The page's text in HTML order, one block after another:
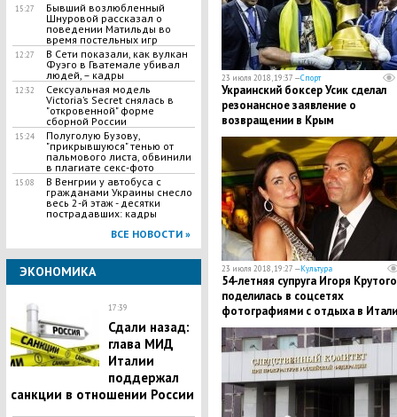
15:27
Бывший возлюбленный
Шнуровой рассказал о
поведении Матильды во
время постельных игр
12:27
В Сети показали, как вулкан
Фуэго в Гватемале убивал
людей, – кадры
12:32
Сексуальная модель
Victoria’s Secret снялась в
"откровенной" форме
сборной России
15:24
Полуголую Бузову,
"прикрывшуюся" тенью от
пальмового листа, обвинили
в плагиате секс-фото
15:08
В Венгрии у автобуса с
гражданами Украины снесло
весь 2-й этаж - десятки
пострадавших: кадры
ВСЕ НОВОСТИ »
ЭКОНОМИКА
17:39
Сдали назад:
глава МИД
Италии
поддержал
санкции в отношении России
23 июля 2018, 19:37 —Спорт
Украинский боксер Усик сделал
резонансное заявление о
возвращении в Крым
23 июля 2018, 19:27 —Культура
54-летняя супруга Игоря Крутого
поделилась в соцсетях
фотографиями с отдыха в